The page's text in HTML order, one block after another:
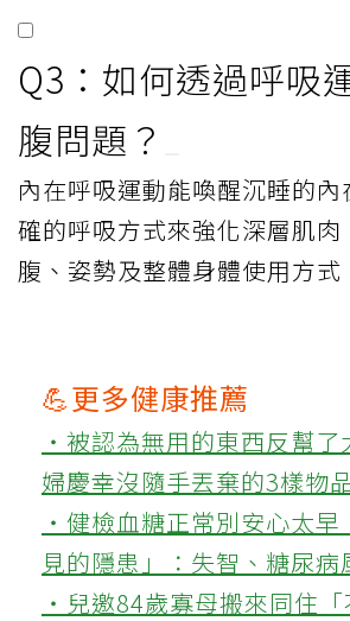
Q3：如何透過呼吸
腹問題？
內在呼吸運動能喚醒沉睡的
確的呼吸方式來強化深層肌
腹、姿勢及整體身體使用方式
💪更多健康推薦
‧被認為無用的東西反幫了
婦慶幸沒隨手丟棄的3樣物
‧健檢血糖正常別安心太早
見的隱患」：失智、糖尿病
‧兒邀84歲寡母搬來同住「